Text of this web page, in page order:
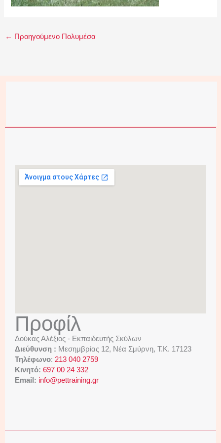
← Προηγούμενο Πολυμέσα
Προφίλ
Δούκας Αλέξιος - Εκπαιδευτής Σκύλων
Διεύθυνση : Μεσημβρίας 12, Νέα Σμύρνη, Τ.Κ. 17123
Τηλέφωνο: 213 040 2759
Κινητό: 697 00 24 332
Email: info@pettraining.gr